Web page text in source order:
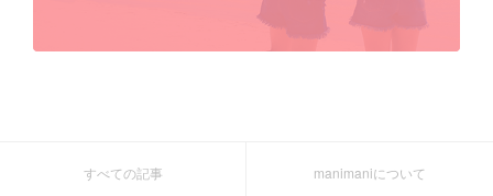
すべての記事 manimaniについて